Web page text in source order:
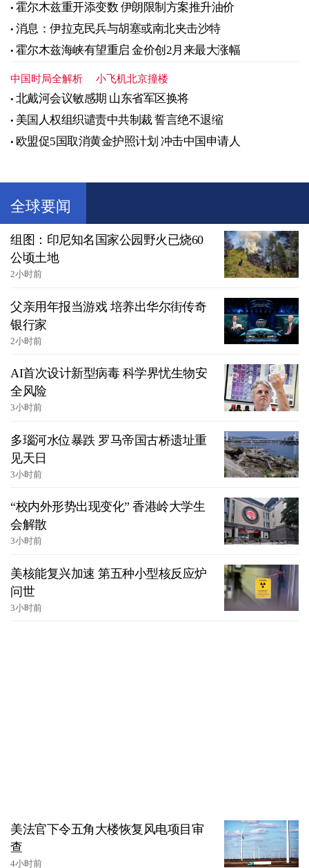
霍尔木兹重开添变数 伊朗限制方案推升油价
消息：伊拉克民兵与胡塞或南北夹击沙特
霍尔木兹海峡有望重启 金价创2月来最大涨幅
中国时局全解析 小飞机北京撞楼
北戴河会议敏感期 山东省军区换将
美国人权组织谴责中共制裁 誓言绝不退缩
欧盟促5国取消黄金护照计划 冲击中国申请人
全球要闻
组图：印尼知名国家公园野火已烧60
公顷土地
2小时前
父亲用年报当游戏 培养出华尔街传奇
银行家
2小时前
AI首次设计新型病毒 科学界忧生物安
全风险
3小时前
多瑙河水位暴跌 罗马帝国古桥遗址重
见天日
3小时前
“校内外形势出现变化” 香港岭大学生
会解散
3小时前
美核能复兴加速 第五种小型核反应炉
问世
3小时前
美法官下令五角大楼恢复风电项目审
查
4小时前